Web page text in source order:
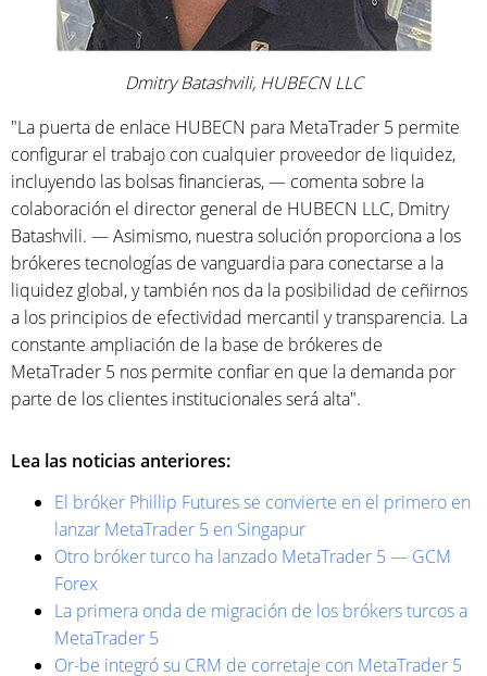
Dmitry Batashvili, HUBECN LLC
"La puerta de enlace HUBECN para MetaTrader 5 permite
configurar el trabajo con cualquier proveedor de liquidez,
incluyendo las bolsas financieras, — comenta sobre la
colaboración el director general de HUBECN LLC, Dmitry
Batashvili. — Asimismo, nuestra solución proporciona a los
brókeres tecnologías de vanguardia para conectarse a la
liquidez global, y también nos da la posibilidad de ceñirnos
a los principios de efectividad mercantil y transparencia. La
constante ampliación de la base de brókeres de
MetaTrader 5 nos permite confiar en que la demanda por
parte de los clientes institucionales será alta".
Lea las noticias anteriores:
El bróker Phillip Futures se convierte en el primero en
lanzar MetaTrader 5 en Singapur
Otro bróker turco ha lanzado MetaTrader 5 — GCM
Forex
La primera onda de migración de los brókers turcos a
MetaTrader 5
Or-be integró su CRM de corretaje con MetaTrader 5